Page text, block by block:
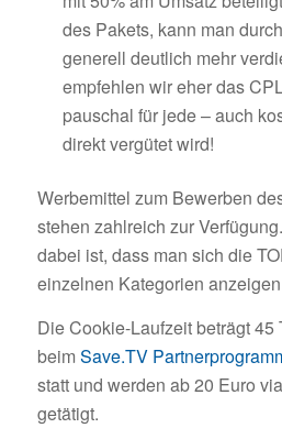
des Pakets, kann man
generell deutlich mehr
empfehlen wir eher das
pauschal für jede – auch
direkt vergütet wird!
Werbemittel zum Bewerben
stehen zahlreich zur
dabei ist, dass man sich die
einzelnen Kategorien
Die Cookie-Laufzeit beträgt 45
beimSave.TV
statt und werden ab 20 Euro
getätigt.